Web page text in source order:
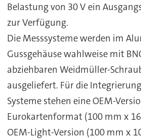
Belastung von 30 V ein
zur Verfügung.
Die Messsysteme werden im
Gussgehäuse wahlweise mit
abziehbaren Weidmüller-
ausgeliefert. Für die
Systeme stehen eine OEM-
Eurokartenformat (100 mm x
OEM-Light-Version (100 mm x